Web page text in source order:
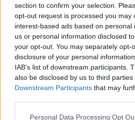
section to confirm your selection.
opt-out request is processed you may
interest-based ads based on personal
us or personal information disclosed
your opt-out. You may separately opt-
disclosure of your personal
IAB’s list of downstream participants.
also be disclosed by us to third parties
Downstream Participants that may
Personal Data Processing Opt